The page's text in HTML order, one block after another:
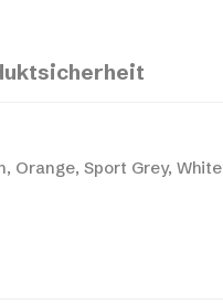
Orange, Sport Grey, White